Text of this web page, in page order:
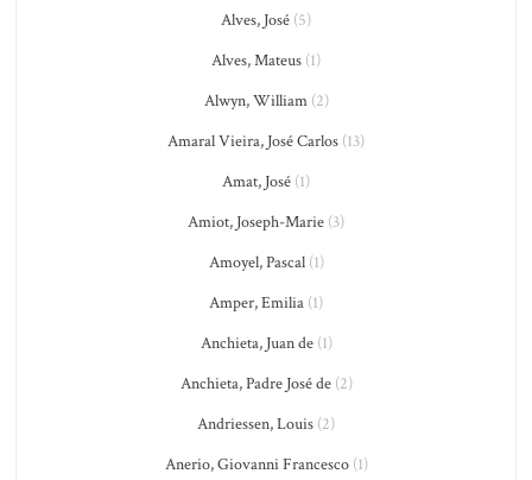
Alves, José (5)
Alves, Mateus (1)
Alwyn, William(2)
Amaral Vieira, José Carlos (13)
Amat, José (1)
Amiot, Joseph-Marie (3)
Amoyel, Pascal(1)
Amper, Emilia (1)
Anchieta, Juan de(1)
Anchieta, Padre José de(2)
Andriessen, Louis (2)
Anerio, Giovanni Francesco(1)